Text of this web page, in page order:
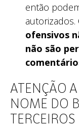
então
autorizados.
ofensivos
não são
ATENÇÃO
NOME DO
TERCEIROS